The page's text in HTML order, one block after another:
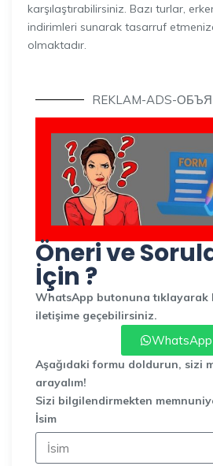
karşılaştırabilirsiniz. Bazı turlar,
indirimleri sunarak tasarruf
olmaktadır.
REKLAM-ADS-
Öneri ve
İçin ?
WhatsApp butonuna tıklayarak
iletişime geçebilirsiniz.
WhatsApp
Aşağıdaki formu doldurun, sizi
arayalım!
Sizi bilgilendirmekten
İsim